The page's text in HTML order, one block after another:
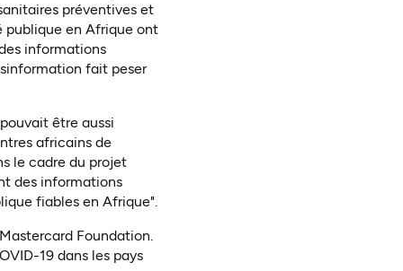
préventives et
publique en Afrique ont
informations
fait peser
être aussi
africains de
le cadre du projet
des informations
fiables en Afrique".
Foundation.
19 dans les pays